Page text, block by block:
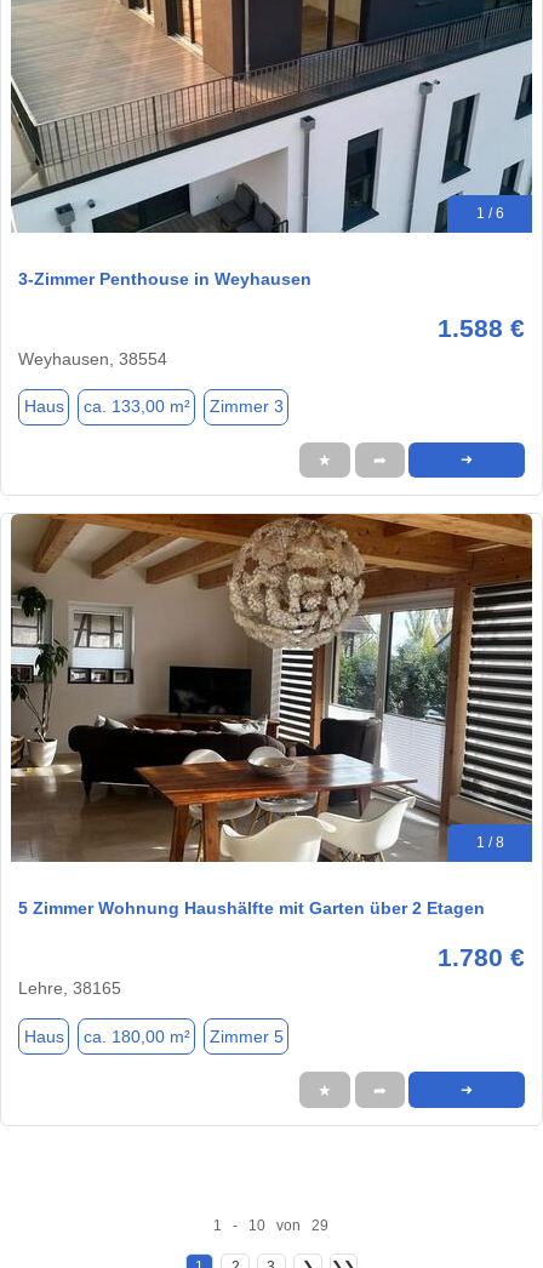
1 / 6
3-Zimmer Penthouse in Weyhausen
1.588 €
Weyhausen, 38554
Haus ca. 133,00 m² Zimmer 3
★ ➦ ➜
1 / 8
5 Zimmer Wohnung Haushälfte mit Garten über 2 Etagen
1.780 €
Lehre, 38165
Haus ca. 180,00 m² Zimmer 5
★ ➦ ➜
1 - 10 von 29